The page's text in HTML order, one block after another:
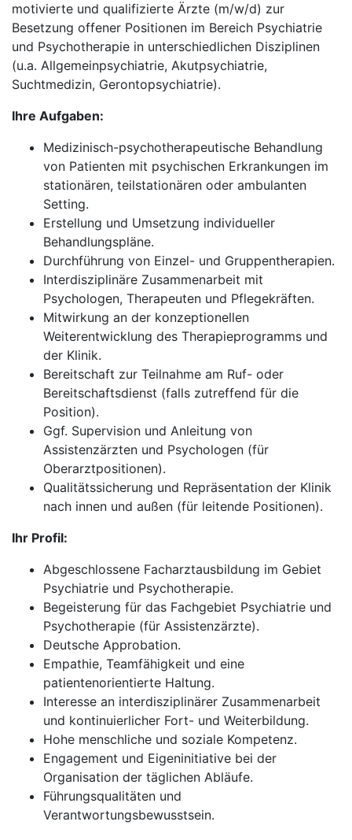
motivierte und qualifizierte Ärzte (m/w/d) zur
Besetzung offener Positionen im Bereich Psychiatrie
und Psychotherapie in unterschiedlichen Disziplinen
(u.a. Allgemeinpsychiatrie, Akutpsychiatrie,
Suchtmedizin, Gerontopsychiatrie).
Ihre Aufgaben:
Medizinisch-psychotherapeutische Behandlung
von Patienten mit psychischen Erkrankungen im
stationären, teilstationären oder ambulanten
Setting.
Erstellung und Umsetzung individueller
Behandlungspläne.
Durchführung von Einzel- und Gruppentherapien.
Interdisziplinäre Zusammenarbeit mit
Psychologen, Therapeuten und Pflegekräften.
Mitwirkung an der konzeptionellen
Weiterentwicklung des Therapieprogramms und
der Klinik.
Bereitschaft zur Teilnahme am Ruf- oder
Bereitschaftsdienst (falls zutreffend für die
Position).
Ggf. Supervision und Anleitung von
Assistenzärzten und Psychologen (für
Oberarztpositionen).
Qualitätssicherung und Repräsentation der Klinik
nach innen und außen (für leitende Positionen).
Ihr Profil:
Abgeschlossene Facharztausbildung im Gebiet
Psychiatrie und Psychotherapie.
Begeisterung für das Fachgebiet Psychiatrie und
Psychotherapie (für Assistenzärzte).
Deutsche Approbation.
Empathie, Teamfähigkeit und eine
patientenorientierte Haltung.
Interesse an interdisziplinärer Zusammenarbeit
und kontinuierlicher Fort- und Weiterbildung.
Hohe menschliche und soziale Kompetenz.
Engagement und Eigeninitiative bei der
Organisation der täglichen Abläufe.
Führungsqualitäten und
Verantwortungsbewusstsein.